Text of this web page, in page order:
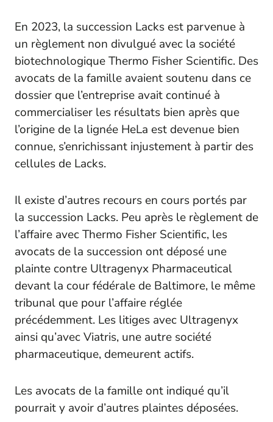
En 2023, la succession Lacks est parvenue à
un règlement non divulgué avec la société
biotechnologique Thermo Fisher Scientific. Des
avocats de la famille avaient soutenu dans ce
dossier que l’entreprise avait continué à
commercialiser les résultats bien après que
l’origine de la lignée HeLa est devenue bien
connue, s’enrichissant injustement à partir des
cellules de Lacks.
Il existe d’autres recours en cours portés par
la succession Lacks. Peu après le règlement de
l’affaire avec Thermo Fisher Scientific, les
avocats de la succession ont déposé une
plainte contre Ultragenyx Pharmaceutical
devant la cour fédérale de Baltimore, le même
tribunal que pour l’affaire réglée
précédemment. Les litiges avec Ultragenyx
ainsi qu’avec Viatris, une autre société
pharmaceutique, demeurent actifs.
Les avocats de la famille ont indiqué qu’il
pourrait y avoir d’autres plaintes déposées.